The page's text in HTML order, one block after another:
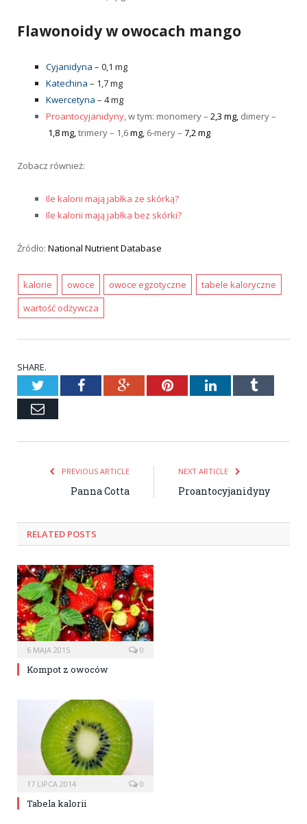
Flawonoidy w owocach mango
Cyjanidyna – 0,1 mg
Katechina – 1,7 mg
Kwercetyna – 4 mg
Proantocyjanidyny, w tym: monomery – 2,3 mg, dimery –
1,8 mg,trimery – 1,6mg, 6-mery – 7,2mg
Zobacz również:
Ile kalorii mają jabłka ze skórką?
Ile kalorii mają jabłka bez skórki?
Źródło: National Nutrient Database
kalorie owoce owoce egzotyczne
tabele kaloryczne
wartość odżywcza
SHARE.
TwitterFacebookGoogle+PinterestLinkedInTumblr
Email
PREVIOUS ARTICLE
Panna Cotta
NEXT ARTICLE
Proantocyjanidyny
RELATED POSTS
6 MAJA 2015 0
Kompot z owoców
17 LIPCA 2014 0
Tabela kalorii